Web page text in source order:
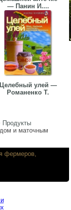
— Панин И....
Целебный улей —
Романенко Т.
Продукты
и маточным
фермеров,